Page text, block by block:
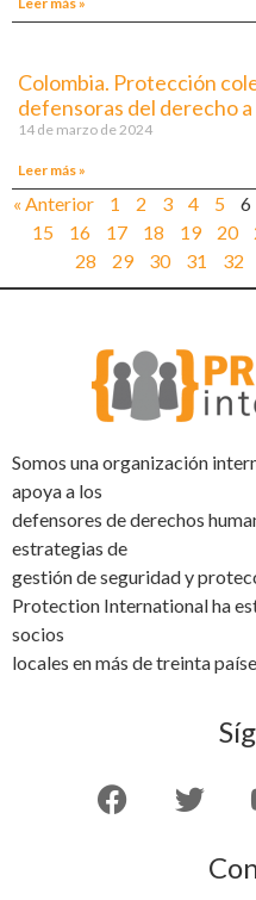
Colombia. Protección
defensoras del derecho
14 de marzo de 2024
Leer más »
« Anterior 1 2 3 4 5 6
15
16 17 18 19 20
28
29 30 31 32
Somos una organización
apoya a los
defensores de derechos
estrategias de
gestión de seguridad y
Protection International ha
socios
locales en más de treinta